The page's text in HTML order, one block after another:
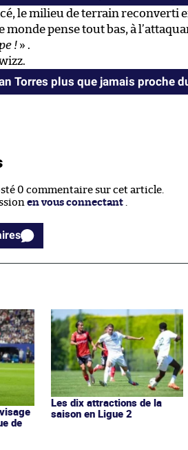
le milieu de terrain reconverti
monde pense tout bas, à
! » .
Torres plus que jamais proche
0 commentaire sur cet article.
en vous connectant
de
Les dix attractions de la
saison en Ligue 2